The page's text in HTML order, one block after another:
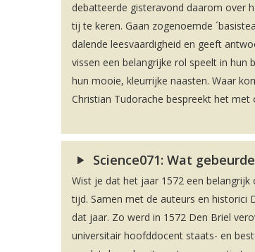
debatteerde gisteravond daarom over
tij te keren. Gaan zogenoemde
dalende leesvaardigheid en geeft
vissen een belangrijke rol speelt in hun
hun mooie, kleurrijke naasten. Waar
Christian Tudorache bespreekt het met
Science071: Wat
Wist je dat het jaar 1572 een
tijd. Samen met de auteurs en historici
dat jaar. Zo werd in 1572 Den Briel
universitair hoofddocent staats- en